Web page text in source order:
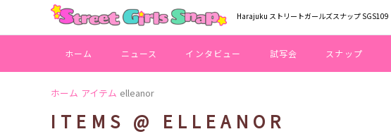
Harajuku ストリートガールズスナップ SGS109
ホーム ニュース インタビュー 試写会 スナップ
ホーム アイテム elleanor
ITEMS @ ELLEANOR